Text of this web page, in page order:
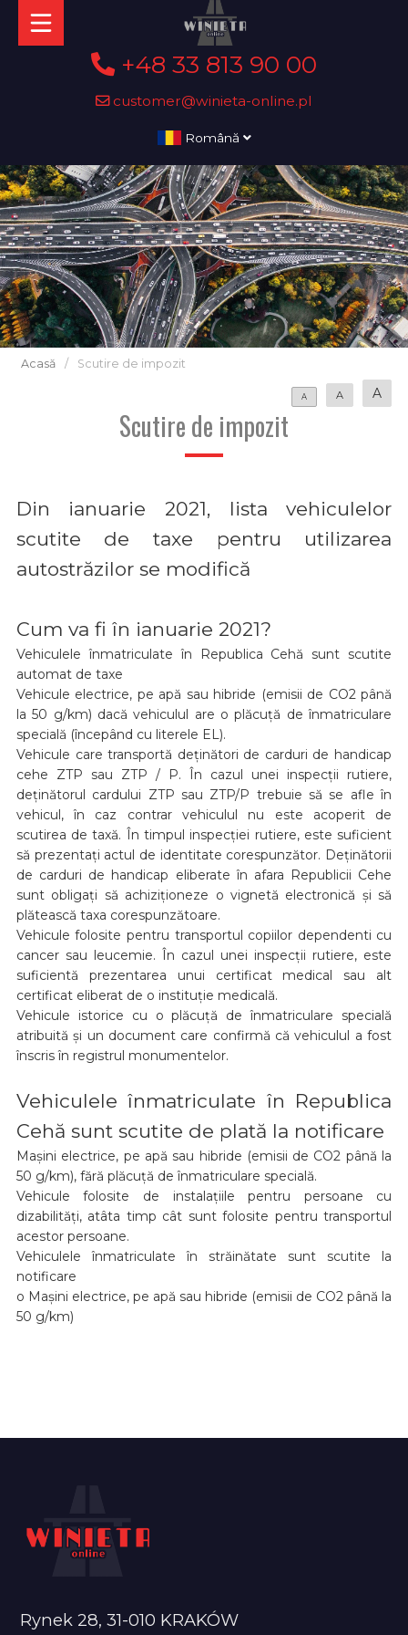
+48 33 813 90 00
customer@winieta-online.pl
Română
Acasă / Scutire de impozit
A A A
Scutire de impozit
Din ianuarie 2021, lista vehiculelor
scutite de taxe pentru utilizarea
autostrăzilor se modifică
Cum va fi în ianuarie 2021?
Vehiculele înmatriculate în Republica Cehă sunt scutite
automat de taxe
Vehicule electrice, pe apă sau hibride (emisii de CO2 până
la 50 g/km) dacă vehiculul are o plăcuță de înmatriculare
specială (începând cu literele EL).
Vehicule care transportă deținători de carduri de handicap
cehe ZTP sau ZTP / P. În cazul unei inspecții rutiere,
deținătorul cardului ZTP sau ZTP/P trebuie să se afle în
vehicul, în caz contrar vehiculul nu este acoperit de
scutirea de taxă. În timpul inspecției rutiere, este suficient
să prezentați actul de identitate corespunzător. Deținătorii
de carduri de handicap eliberate în afara Republicii Cehe
sunt obligați să achiziționeze o vignetă electronică și să
plătească taxa corespunzătoare.
Vehicule folosite pentru transportul copiilor dependenti cu
cancer sau leucemie. În cazul unei inspecții rutiere, este
suficientă prezentarea unui certificat medical sau alt
certificat eliberat de o instituție medicală.
Vehicule istorice cu o plăcuță de înmatriculare specială
atribuită și un document care confirmă că vehiculul a fost
înscris în registrul monumentelor.
Vehiculele înmatriculate în Republica
Cehă sunt scutite de plată la notificare
Mașini electrice, pe apă sau hibride (emisii de CO2 până la
50 g/km), fără plăcuță de înmatriculare specială.
Vehicule folosite de instalațiile pentru persoane cu
dizabilități, atâta timp cât sunt folosite pentru transportul
acestor persoane.
Vehiculele înmatriculate în străinătate sunt scutite la
notificare
o Mașini electrice, pe apă sau hibride (emisii de CO2 până la
50 g/km)
Rynek 28, 31-010 KRAKÓW